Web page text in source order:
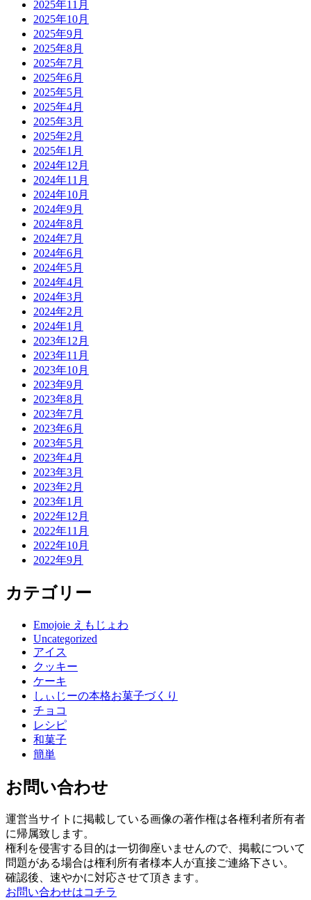
2025年11月
2025年10月
2025年9月
2025年8月
2025年7月
2025年6月
2025年5月
2025年4月
2025年3月
2025年2月
2025年1月
2024年12月
2024年11月
2024年10月
2024年9月
2024年8月
2024年7月
2024年6月
2024年5月
2024年4月
2024年3月
2024年2月
2024年1月
2023年12月
2023年11月
2023年10月
2023年9月
2023年8月
2023年7月
2023年6月
2023年5月
2023年4月
2023年3月
2023年2月
2023年1月
2022年12月
2022年11月
2022年10月
2022年9月
カテゴリー
Emojoie えもじょわ
Uncategorized
アイス
クッキー
ケーキ
しぃじーの本格お菓子づくり
チョコ
レシピ
和菓子
簡単
お問い合わせ
運営当サイトに掲載している画像の著作権は各権利者所有者
に帰属致します。
権利を侵害する目的は一切御座いませんので、掲載について
問題がある場合は権利所有者様本人が直接ご連絡下さい。
確認後、速やかに対応させて頂きます。
お問い合わせはコチラ